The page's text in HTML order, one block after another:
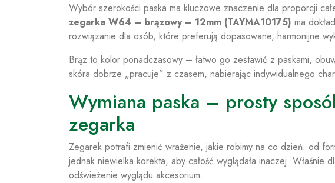
Wybór szerokości paska ma kluczowe znaczenie dla proporcji
zegarka W64 – brązowy – 12mm (TAYMA10175) ma
rozwiązanie dla osób, które preferują dopasowane, harmonijne
Brąz to kolor ponadczasowy – łatwo go zestawić z paskami,
skóra dobrze „pracuje” z czasem, nabierając indywidualnego
Wymiana paska – prosty
zegarka
Zegarek potrafi zmienić wrażenie, jakie robimy na co dzień: od
jednak niewielka korekta, aby całość wyglądała inaczej. Właśnie
odświeżenie wyglądu akcesorium.